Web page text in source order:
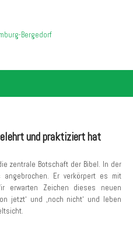
und praktiziert hat
zentrale Botschaft der Bibel. In der
Er verkörpert es mit
erwarten Zeichen dieses neuen
jetzt‘ und ‚noch nicht‘ und leben